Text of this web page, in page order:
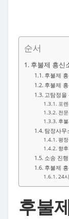
순서
후불제 흥신
후불제
후불제
고탐정을
포
전
후
탐정사무
평
향
소송 진
후불제
24
후불